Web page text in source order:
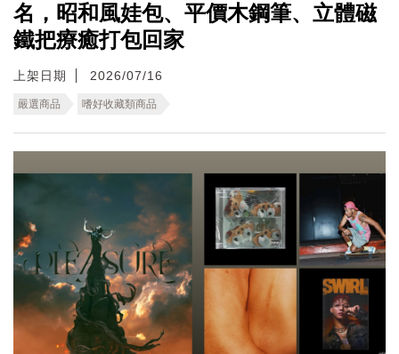
名，昭和風娃包、平價木鋼筆、立體磁
鐵把療癒打包回家
上架日期 2026/07/16
嚴選商品 嗜好收藏類商品